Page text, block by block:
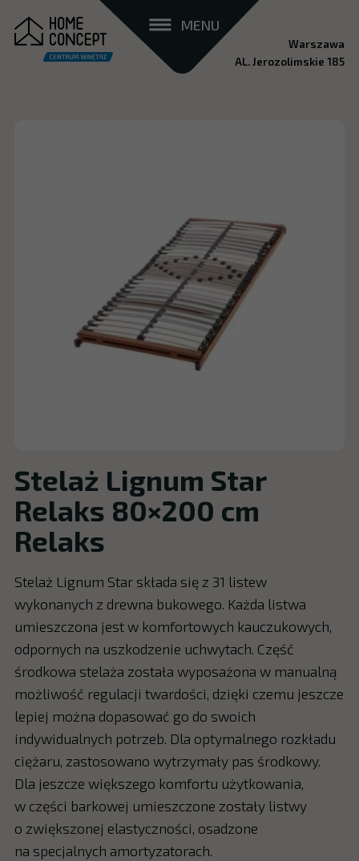
MENU
Warszawa
AL. Jerozolimskie 185
Stelaż Lignum Star
Relaks 80×200 cm
Relaks
Stelaż Lignum Star składa się z 31 listew
wykonanych z drewna bukowego. Każda listwa
umieszczona jest w komfortowych kauczukowych,
odpornych na uszkodzenie uchwytach. Część
środkowa stelaża została wyposażona w manualną
możliwość regulacji twardości, dzięki czemu jeszcze
lepiej można dopasować go do swoich
indywidualnych potrzeb. Dla optymalnego rozkładu
ciężaru, zastosowano wytrzymały pas środkowy.
Dla jeszcze większego komfortu użytkowania,
w części barkowej umieszczone zostały listwy
o zwiększonej elastyczności, osadzone
na specjalnych amortyzatorach.